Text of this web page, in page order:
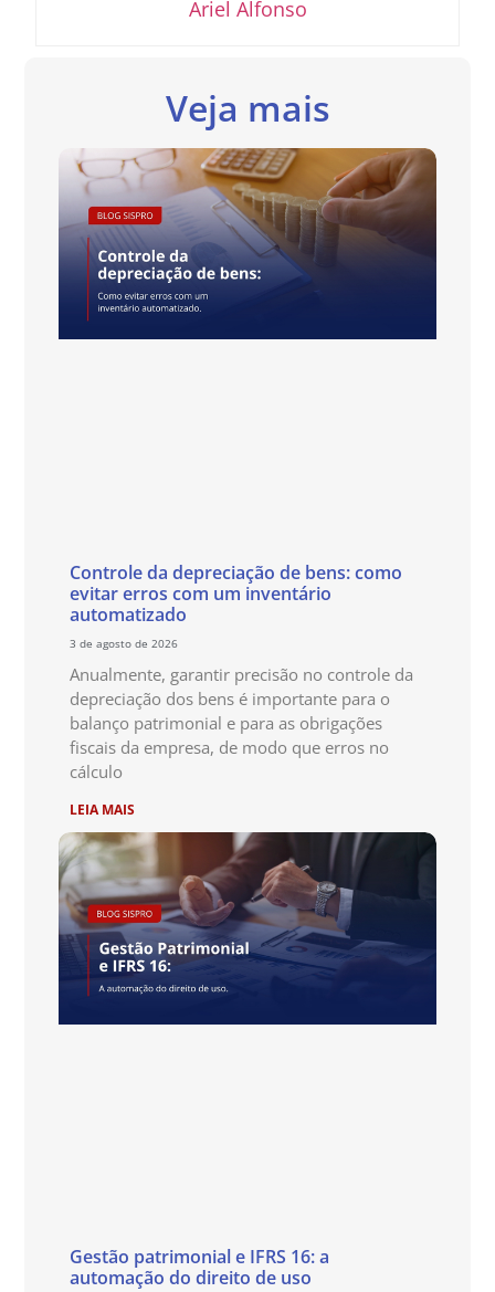
Ariel Alfonso
Veja mais
Controle da depreciação de bens: como
evitar erros com um inventário
automatizado
3 de agosto de 2026
Anualmente, garantir precisão no controle da
depreciação dos bens é importante para o
balanço patrimonial e para as obrigações
fiscais da empresa, de modo que erros no
cálculo
LEIA MAIS
Gestão patrimonial e IFRS 16: a
automação do direito de uso